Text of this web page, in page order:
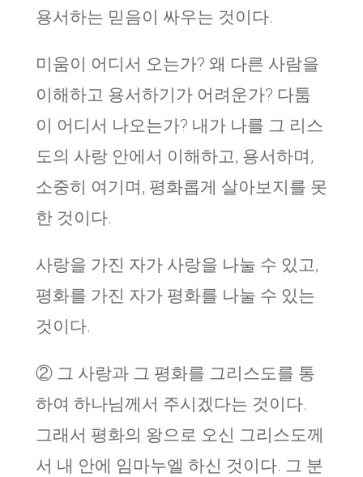
용서하는 믿음이 싸우는 것이다.
미움이 어디서 오는가? 왜 다른 사람을
이해하고 용서하기가 어려운가? 다툼
이 어디서 나오는가? 내가 나를 그 리스
도의 사랑 안에서 이해하고, 용서하며,
소중히 여기며, 평화롭게 살아보지를 못
한 것이다.
사랑을 가진 자가 사랑을 나눌 수 있고,
평화를 가진 자가 평화를 나눌 수 있는
것이다.
② 그 사랑과 그 평화를 그리스도를 통
하여 하나님께서 주시겠다는 것이다.
그래서 평화의 왕으로 오신 그리스도께
서 내 안에 임마누엘 하신 것이다. 그 분